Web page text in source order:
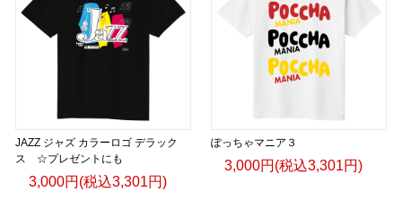
JAZZ ジャズ カラーロゴ デラック
ス ☆プレゼントにも
3,000円(税込3,301円)
ぽっちゃマニア３
3,000円(税込3,301円)